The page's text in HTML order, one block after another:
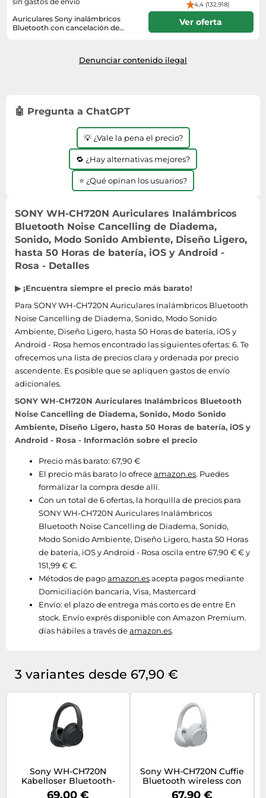
Auriculares Sony inalámbricos
Bluetooth con cancelación de
4,4 (132.918)
Ver oferta
Denunciar contenido ilegal
🤖 Pregunta a ChatGPT
💡 ¿Vale la pena el precio?
🔁 ¿Hay alternativas mejores?
⭐ ¿Qué opinan los usuarios?
SONY WH-CH720N Auriculares Inalámbricos
Bluetooth Noise Cancelling de Diadema,
Sonido, Modo Sonido Ambiente, Diseño Ligero,
hasta 50 Horas de batería, iOS y Android -
Rosa - Detalles
▶ ¡Encuentra siempre el precio más barato!
Para SONY WH-CH720N Auriculares Inalámbricos Bluetooth
Noise Cancelling de Diadema, Sonido, Modo Sonido
Ambiente, Diseño Ligero, hasta 50 Horas de batería, iOS y
Android - Rosa hemos encontrado las siguientes ofertas: 6. Te
ofrecemos una lista de precios clara y ordenada por precio
ascendente. Es posible que se apliquen gastos de envío
adicionales.
SONY WH-CH720N Auriculares Inalámbricos Bluetooth
Noise Cancelling de Diadema, Sonido, Modo Sonido
Ambiente, Diseño Ligero, hasta 50 Horas de batería, iOS y
Android - Rosa - Información sobre el precio
Precio más barato: 67,90 €
El precio más barato lo ofreceamazon.es. Puedes
formalizar la compra desde allí.
Con un total de 6 ofertas, la horquilla de precios para
SONY WH-CH720N Auriculares Inalámbricos
Bluetooth Noise Cancelling de Diadema, Sonido,
Modo Sonido Ambiente, Diseño Ligero, hasta 50 Horas
de batería, iOS y Android - Rosa oscila entre 67,90 € € y
151,99 € €.
Métodos de pagoamazon.esacepta pagos mediante
Domiciliación bancaria, Visa, Mastercard
Envío: el plazo de entrega más corto es de entre En
stock. Envío exprés disponible con Amazon Premium.
días hábiles a través deamazon.es.
3 variantes desde 67,90 €
Sony WH-CH720N
Kabelloser Bluetooth-
Kopfhörer mit Noise
69,00 €
Sony WH-CH720N Cuffie
Bluetooth wireless con
cancellazione del rumore
67,90 €